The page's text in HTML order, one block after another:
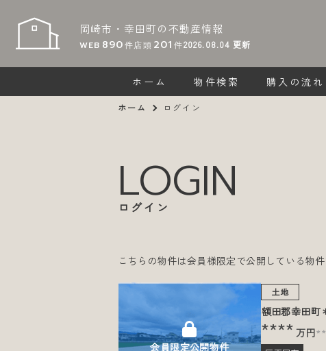
岡崎市・幸田町の不動産情報
WEB 890件店頭 201 件2026.08.04 更新
ホーム 物件検索 購入の流れ
ホーム ログイン
LOGIN
ログイン
こちらの物件は会員様限定で公開している物
会員限定公開物件
土地
額田郡幸田町
**** 万円